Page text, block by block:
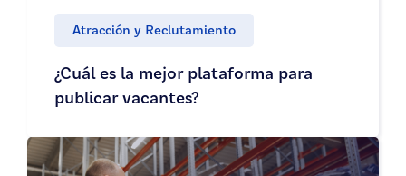
Atracción y Reclutamiento
¿Cuál es la mejor plataforma para
publicar vacantes?